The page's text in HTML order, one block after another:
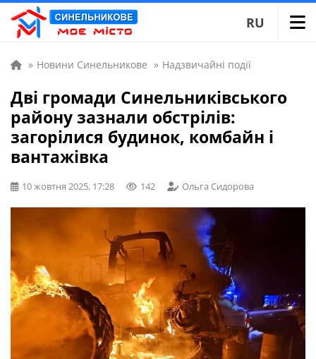
RU
» Новини Синельникове » Надзвичайні події
Дві громади Синельниківського
району зазнали обстрілів:
загорілися будинок, комбайн і
вантажівка
10 жовтня 2025, 17:28 142 Ольга Сидорова